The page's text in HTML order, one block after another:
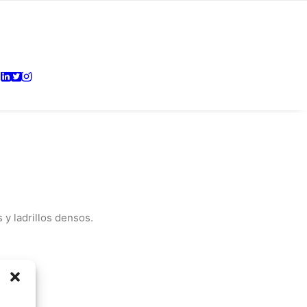
y ladrillos densos.